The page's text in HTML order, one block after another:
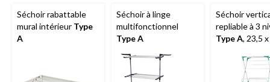
Séchoir rabattable
mural intérieur Type
A
Séchoir à linge
multifonctionnel
Type A
Séchoir
repliable à 3
Type A, 23,5